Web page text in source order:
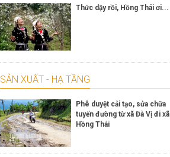
Thức dậy rồi, Hồng Thái ơi...
SẢN XUẤT - HẠ TẦNG
Phê duyệt cải tạo, sửa chữa
tuyến đường từ xã Đà Vị đi xã
Hồng Thái